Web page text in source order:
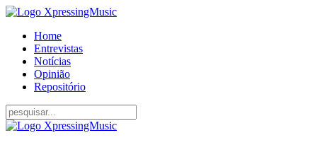
Home
Entrevistas
Notícias
Opinião
Repositório